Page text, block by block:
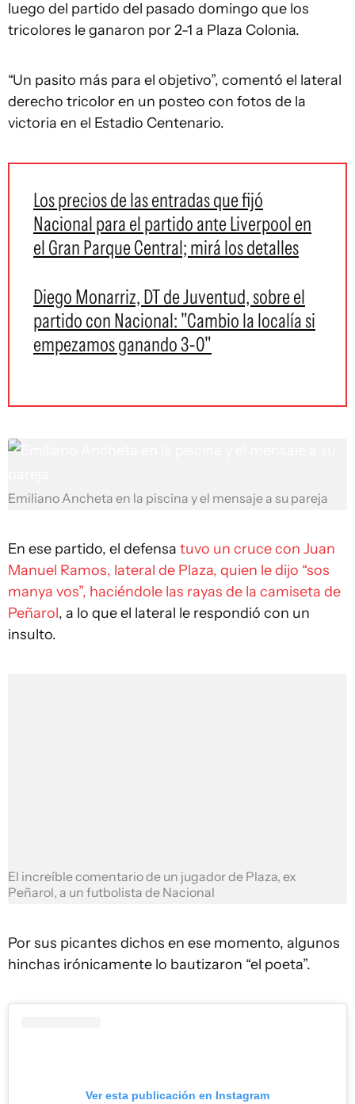
luego del partido del pasado domingo que los
tricolores le ganaron por 2-1 a Plaza Colonia.
“Un pasito más para el objetivo”, comentó el lateral
derecho tricolor en un posteo con fotos de la
victoria en el Estadio Centenario.
Los precios de las entradas que fijó
Nacional para el partido ante Liverpool en
el Gran Parque Central; mirá los detalles
Diego Monarriz, DT de Juventud, sobre el
partido con Nacional: "Cambio la localía si
empezamos ganando 3-0"
Emiliano Ancheta en la piscina y el mensaje a su pareja
En ese partido, el defensa tuvo un cruce con Juan
Manuel Ramos, lateral de Plaza, quien le dijo “sos
manya vos”, haciéndole las rayas de la camiseta de
Peñarol, a lo que el lateral le respondió con un
insulto.
El increíble comentario de un jugador de Plaza, ex
Peñarol, a un futbolista de Nacional
Por sus picantes dichos en ese momento, algunos
hinchas irónicamente lo bautizaron “el poeta”.
Ver esta publicación en Instagram